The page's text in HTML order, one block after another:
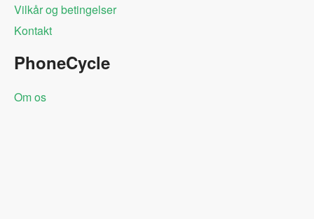
Vilkår og betingelser
Kontakt
PhoneCycle
Om os